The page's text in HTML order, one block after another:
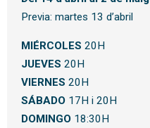
Previa: martes 13 d’abril
MIÉRCOLES 20H
JUEVES 20H
VIERNES 20H
SÁBADO17H i 20H
DOMINGO 18:30H